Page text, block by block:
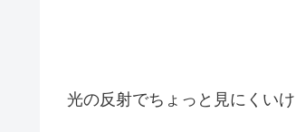
光の反射でちょっと見にくい